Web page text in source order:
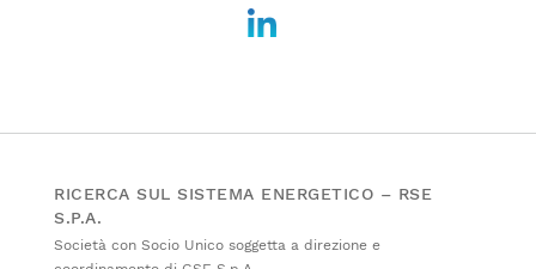
RICERCA SUL SISTEMA ENERGETICO – RSE
S.P.A.
Società con Socio Unico soggetta a direzione e